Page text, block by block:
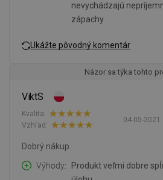
nevychádzajú
zápachy.
Ukážte pôvodný komentár
Názor sa týka tohto
ViktS
04-05-2021
Kvalita:
Vzhľad:
Dobrý nákup.
Výhody
Produkt veľmi dobre